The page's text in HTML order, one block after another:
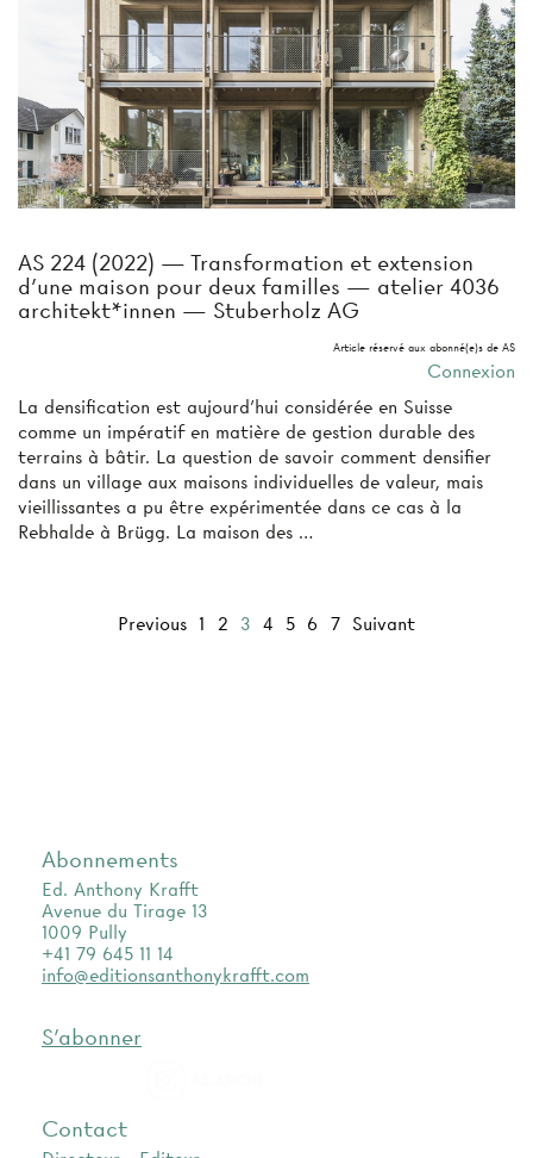
AS 224 (2022) — Transformation et extension
d’une maison pour deux familles — atelier 4036
architekt*innen — Stuberholz AG
Article réservé aux abonné(e)s de AS
Connexion
La densification est aujourd’hui considérée en Suisse
comme un impératif en matière de gestion durable des
terrains à bâtir. La question de savoir comment densifier
dans un village aux maisons individuelles de valeur, mais
vieillissantes a pu être expérimentée dans ce cas à la
Rebhalde à Brügg. La maison des …
Previous 1 2 3 4 5 6 7 Suivant
Abonnements
Ed. Anthony Krafft
Avenue du Tirage 13
1009 Pully
+41 79 645 11 14
info@editionsanthonykrafft.com
S'abonner
Contact